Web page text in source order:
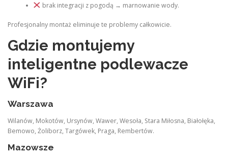
brak integracji z pogodą → marnowanie wody.
Profesjonalny montaż eliminuje te problemy całkowicie.
Gdzie montujemy
inteligentne podlewacze
WiFi?
Warszawa
Wilanów, Mokotów, Ursynów, Wawer, Wesoła, Stara Miłosna, Białołęka,
Bemowo, Żoliborz, Targówek, Praga, Rembertów.
Mazowsze